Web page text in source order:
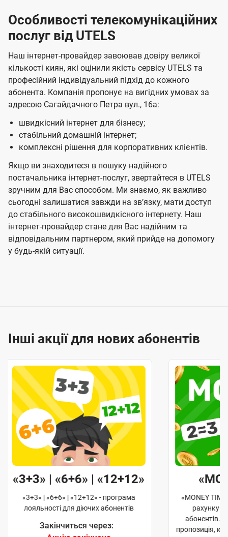
Особливості телекомунікаційних
послуг від UTELS
Наш інтернет-провайдер завоював довіру великої
кількості киян, які оцінили якість сервісу UTELS та
професійний індивідуальний підхід до кожного
абонента. Компанія пропонує на вигідних умовах за
адресою Сагайдачного Петра вул., 16а:
швидкісний інтернет для бізнесу;
стабільний домашній інтернет;
комплексні рішення для корпоративних клієнтів.
Якщо ви знаходитеся в пошуку надійного
постачальника інтернет-послуг, звертайтеся в UTELS
зручним для Вас способом. Ми знаємо, як важливо
сьогодні залишатися завжди на звʼязку, мати доступ
до стабільного високошвидкісного інтернету. Наш
інтернет-провайдер стане для Вас надійним та
відповідальним партнером, який прийде на допомогу
у будь-якій ситуації.
Інші акції для нових абонентів
«3+3» | «6+6» | «12+12»
«3+3» | «6+6» | «12+12» - програма
лояльності для діючих абонентів
Закінчиться через:
«MONEY
рахунку
абонентів.
пропозиція,